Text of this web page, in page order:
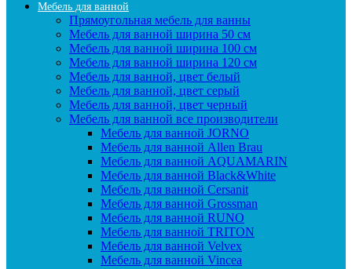
Мебель для ванной
Прямоугольная мебель для ванны
Мебель для ванной ширина 50 см
Мебель для ванной ширина 100 см
Мебель для ванной ширина 120 см
Мебель для ванной, цвет белый
Мебель для ванной, цвет серый
Мебель для ванной, цвет черный
Мебель для ванной все производители
Мебель для ванной JORNO
Мебель для ванной Allen Brau
Мебель для ванной AQUAMARIN
Мебель для ванной Black&White
Мебель для ванной Cersanit
Мебель для ванной Grossman
Мебель для ванной RUNO
Мебель для ванной TRITON
Мебель для ванной Velvex
Мебель для ванной Vincea